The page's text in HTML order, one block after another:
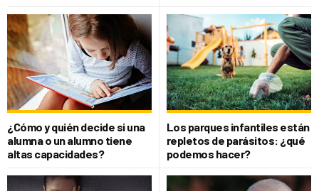
¿Cómo y quién decide si una
alumna o un alumno tiene
altas capacidades?
Los parques infantiles están
repletos de parásitos: ¿qué
podemos hacer?